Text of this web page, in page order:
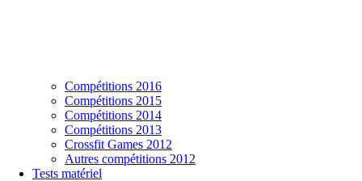
Compétitions 2016
Compétitions 2015
Compétitions 2014
Compétitions 2013
Crossfit Games 2012
Autres compétitions 2012
Tests matériel